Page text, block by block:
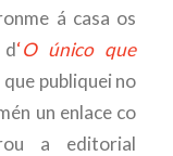
á casa os
d‘O único que
publiquei no
un enlace co
a editorial